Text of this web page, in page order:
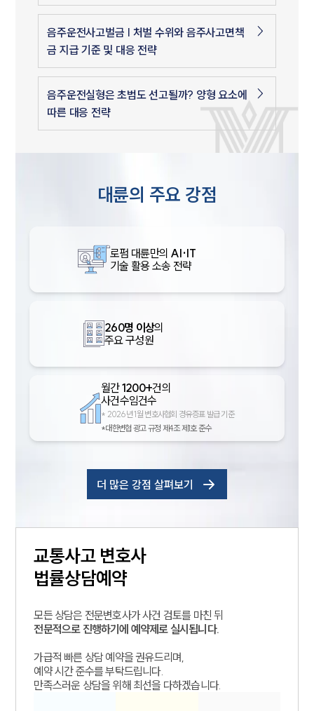
음주운전사고벌금 | 처벌 수위와 음주사고면책
금 지급 기준 및 대응 전략
음주운전실형은 초범도 선고될까? 양형 요소에
따른 대응 전략
대륜의 주요 강점
로펌 대륜만의 AI·IT
기술 활용 소송 전략
260명 이상의
주요 구성원
월간1200+건의
사건수임건수
* 2026년 1월 변호사협회 경유증표 발급 기준
*대한변협 광고 규정 제4조 제1호 준수
더 많은 강점 살펴보기
교통사고변호사
법률상담예약
모든 상담은 전문변호사가 사건 검토를 마친 뒤
전문적으로 진행하기에 예약제로 실시됩니다.
가급적 빠른 상담 예약을 권유드리며,
예약 시간 준수를 부탁드립니다.
만족스러운 상담을 위해 최선을 다하겠습니다.